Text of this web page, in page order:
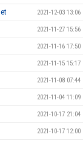
2021-12-03 13:06
2021-11-27 15:56
2021-11-16 17:50
2021-11-15 15:17
2021-11-08 07:44
2021-11-04 11:09
2021-10-17 21:04
2021-10-17 12:00